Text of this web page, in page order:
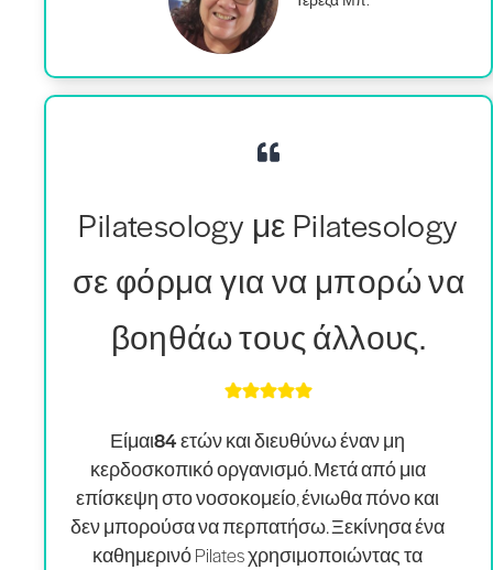
Pilatesology με Pilatesology
σε φόρμα για να μπορώ να
βοηθάω τους άλλους.
Είμαι84 ετών και διευθύνω έναν μη
κερδοσκοπικό οργανισμό. Μετά από μια
επίσκεψη στο νοσοκομείο, ένιωθα πόνο και
δεν μπορούσα να περπατήσω. Ξεκίνησα ένα
καθημερινό Pilates χρησιμοποιώντας τα